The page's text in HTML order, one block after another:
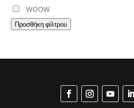
WOOW
Προσθήκη φίλτρου